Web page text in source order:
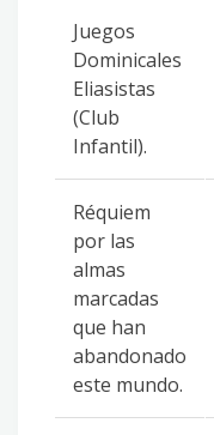
Juegos
Dominicales
Eliasistas
(Club
Infantil).
Réquiem
por las
almas
marcadas
que han
abandonado
este mundo.